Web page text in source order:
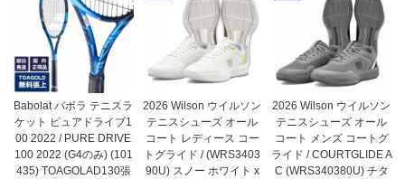
Babolat バボラ テニスラ
ケット ピュアドライブ1
00 2022 / PURE DRIVE
100 2022 (G4のみ) (101
435) TOAGOLAD130張
2026 Wilson ウイルソン
テニスシューズ オール
コート レディース コー
トグライド / (WRS3403
90U) スノー ホワイト x
2026 Wilson ウイルソン
テニスシューズ オール
コート メンズ コートグ
ライド / COURTGLIDE A
C (WRS340380U) チタ